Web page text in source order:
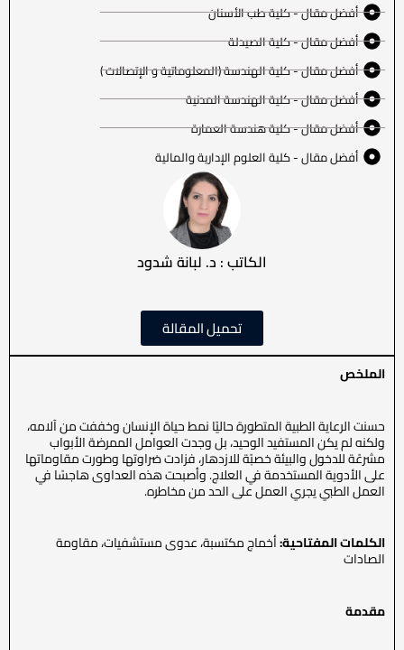
أفضل مقال - كلية طب الأسنان
أفضل مقال - كلية الصيدلة
أفضل مقال - كلية الهندسة (المعلوماتية و الإتصالات )
أفضل مقال - كلية الهندسة المدنية
أفضل مقال - كلية هندسة العمارة
أفضل مقال - كلية العلوم الإدارية والمالية
الكاتب : د. لبانة شدود
تحميل المقالة
الملخص
حسنت الرعاية الطبية المتطورة حاليًا نمط حياة الإنسان وخففت من آلامه،
ولكنه لم يكن المستفيد الوحيد، بل وجدت العوامل الممرضة الأبواب
مشرعًة للدخول والبيئة خصبًة للازدهار، فزادت ضراوتها وطورت مقاوماتها
على الأدوية المستخدمة في العلاج. وأصبحت هذه العداوى هاجسًا في
العمل الطبي يجري العمل على الحد من مخاطره.
الكلمات المفتاحية:أخماج مكتسبة، عدوى مستشفيات، مقاومة
الصادات
مقدمة